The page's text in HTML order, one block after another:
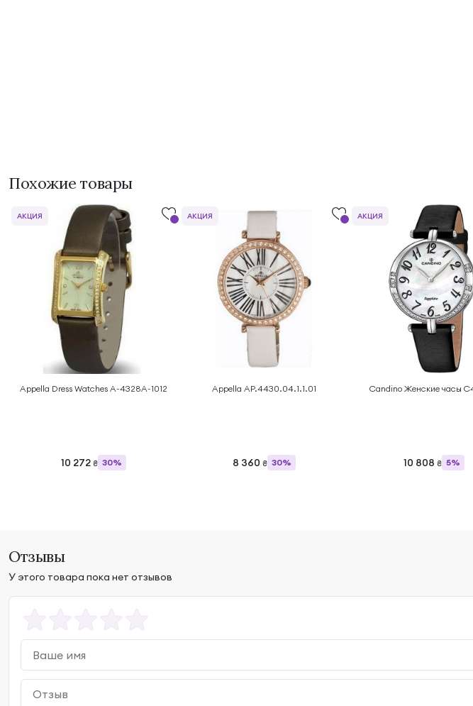
Похожие товары
Appella Dress Watches A-4328A-1012
10 272 ₴ 30%
АКЦИЯ
Appella AP.4430.04.1.1.01
8 360 ₴ 30%
АКЦИЯ
Candino Женские часы
10 808 ₴ 5%
АКЦИЯ
Отзывы
У этого товара пока нет отзывов